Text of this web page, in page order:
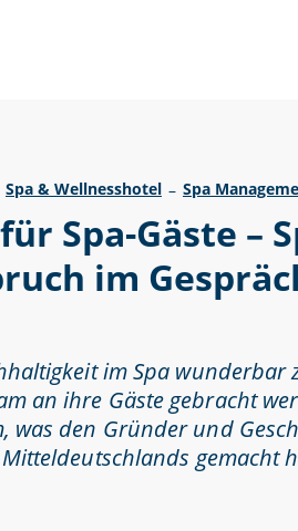
Spa & Wellnesshotel – Spa
Spa-Gäste –
im
im Spa
an ihre Gäste gebracht
den Gründer und